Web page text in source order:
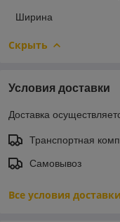
Ширина
Скрыть
Условия доставки
Доставка
Транспортная
Самовывоз
Все условия доставки